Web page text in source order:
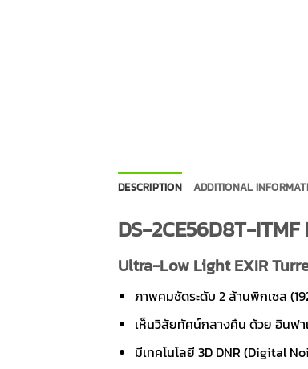
DESCRIPTION ADDITIONAL
DS-2CE56D8T-
Ultra-Low Light EXIR
ภาพคมชัดระดับ 2 ล้านพิกเซล
เห็นวิสัยทัศน์กลางคืน ด้วย อินฟา
มีเทคโนโลยี 3D DNR (Digital